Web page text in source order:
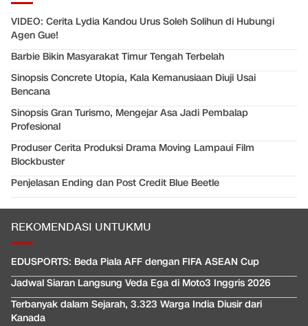
VIDEO: Cerita Lydia Kandou Urus Soleh Solihun di Hubungi
Agen Gue!
Barbie Bikin Masyarakat Timur Tengah Terbelah
Sinopsis Concrete Utopia, Kala Kemanusiaan Diuji Usai
Bencana
Sinopsis Gran Turismo, Mengejar Asa Jadi Pembalap
Profesional
Produser Cerita Produksi Drama Moving Lampaui Film
Blockbuster
Penjelasan Ending dan Post Credit Blue Beetle
REKOMENDASI UNTUKMU
EDUSPORTS: Beda Piala AFF dengan FIFA ASEAN Cup
Jadwal Siaran Langsung Veda Ega di Moto3 Inggris 2026
Terbanyak dalam Sejarah, 3.323 Warga India Diusir dari
Kanada